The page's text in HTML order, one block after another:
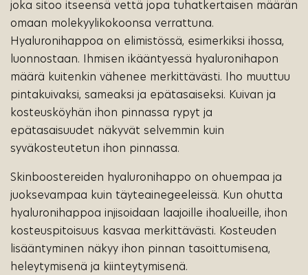
joka sitoo itseensä vettä jopa tuhatkertaisen määrän
omaan molekyylikokoonsa verrattuna.
Hyaluronihappoa on elimistössä, esimerkiksi ihossa,
luonnostaan. Ihmisen ikääntyessä hyaluronihapon
määrä kuitenkin vähenee merkittävästi. Iho muuttuu
pintakuivaksi, sameaksi ja epätasaiseksi. Kuivan ja
kosteusköyhän ihon pinnassa rypyt ja
epätasaisuudet näkyvät selvemmin kuin
syväkosteutetun ihon pinnassa.
Skinboostereiden hyaluronihappo on ohuempaa ja
juoksevampaa kuin täyteainegeeleissä. Kun ohutta
hyaluronihappoa injisoidaan laajoille ihoalueille, ihon
kosteuspitoisuus kasvaa merkittävästi. Kosteuden
lisääntyminen näkyy ihon pinnan tasoittumisena,
heleytymisenä ja kiinteytymisenä.